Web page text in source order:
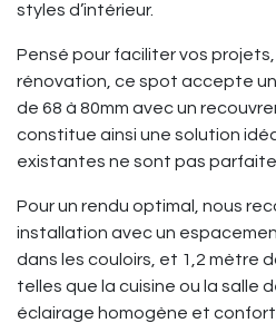
styles d’intérieur.
Pensé pour faciliter vos
rénovation, ce spot accepte
de 68 à 80mm avec un
constitue ainsi une solution
existantes ne sont pas
Pour un rendu optimal, nous
installation avec un
dans les couloirs, et 1,2 mètre
telles que la cuisine ou la salle
éclairage homogène et